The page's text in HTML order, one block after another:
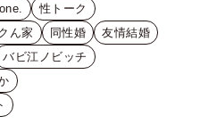
性トーク
ん家 同性婚
友情結婚
バビ江ノビッチ